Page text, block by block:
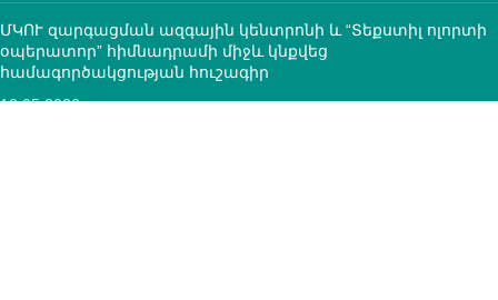
ՄԿՈՒ զարգացման ազգային կենտրոնի և “Տեքստիլ ոլորտի
օպերատոր” հիմնադրամի միջև կնքվեց
համագործակցության հուշագիր
12.05.2026